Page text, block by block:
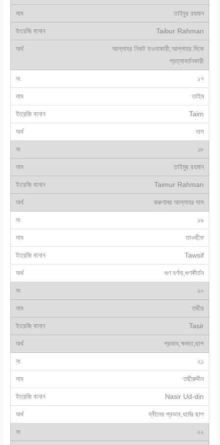
তাইবুর রহমান
Taibur Rahman
আল্লাহর নিকট তওবাকারী,আল্লাহর দিকে
প্রত্যাবর্তনকারী
১৭
তাইম
Taim
দাস
১৮
তাইমুর রহমান
Taimur Rahman
করুণাময় আল্লাহর দাস
১৯
তাওছীফ
Tawsif
গুণ বর্ণনা,গুণকীর্তন
২০
তছীর
Tasir
প্রভাব,ক্ষমতা,ছাপ
২১
তছীরুদ্দীন
Nasir Ud-din
দ্বীনের প্রভাব,ধর্মের ছাপ
২২